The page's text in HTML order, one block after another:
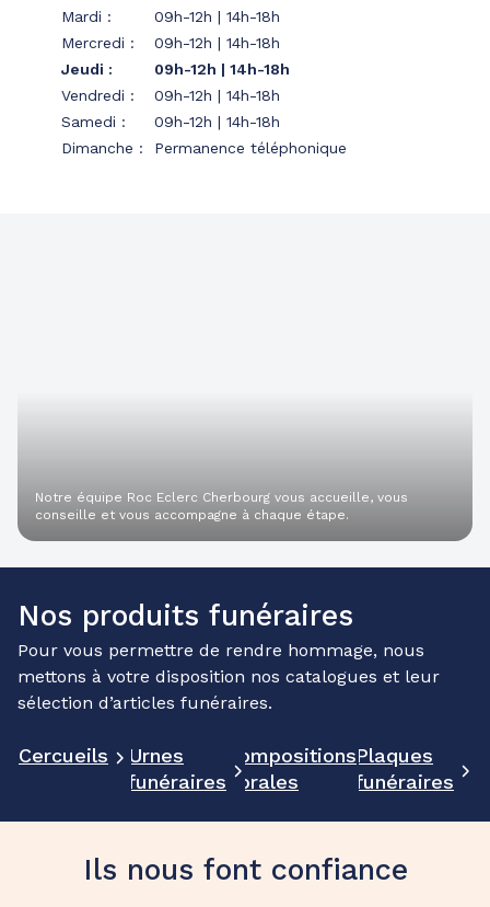
Mardi :
09h-12h | 14h-18h
Mercredi :
09h-12h | 14h-18h
Jeudi :
09h-12h | 14h-18h
Vendredi :
09h-12h | 14h-18h
Samedi :
09h-12h | 14h-18h
Dimanche : Permanence téléphonique
Notre équipe Roc Eclerc Cherbourg vous accueille, vous
conseille et vous accompagne à chaque étape.
Nos produits funéraires
Pour vous permettre de rendre hommage, nous
mettons à votre disposition nos catalogues et leur
sélection d’articles funéraires.
Cercueils
Urnes
funéraires
Compositions
florales
Plaques
funéraires
Ils nous font confiance